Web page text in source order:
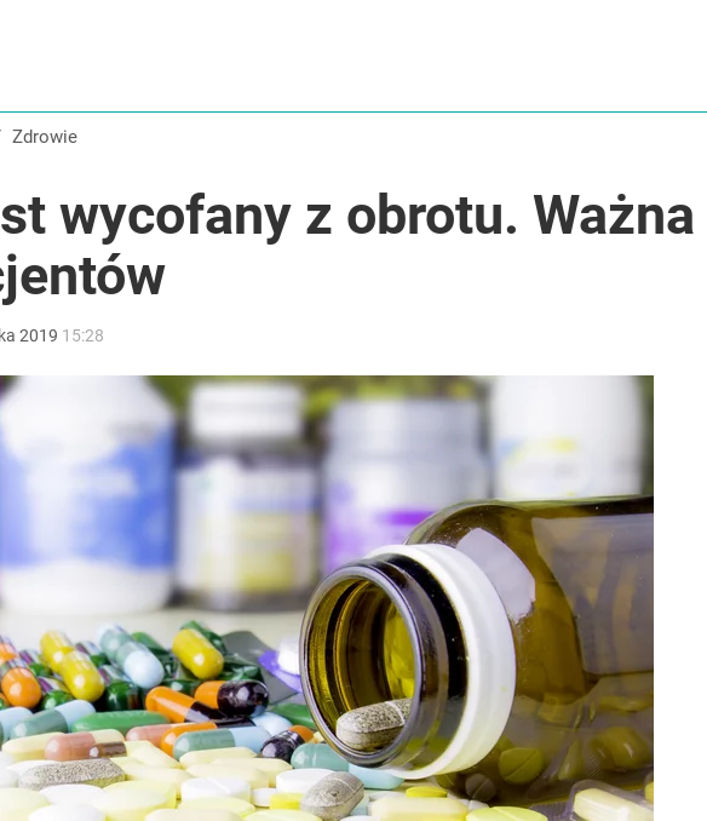
Dietetyczkę zaskoczył też jego skład
Zdrowie
wycofany z obrotu.
2019 15:28